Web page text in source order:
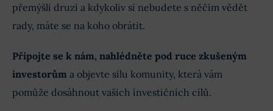
přemýšlí druzí a kdykoliv si nebudete s něčím vědět
rady, máte se na koho obrátit.
Připojte se k nám, nahlédněte pod ruce zkušeným
investorům a objevte sílu komunity, která vám
pomůže dosáhnout vašich investičních cílů.